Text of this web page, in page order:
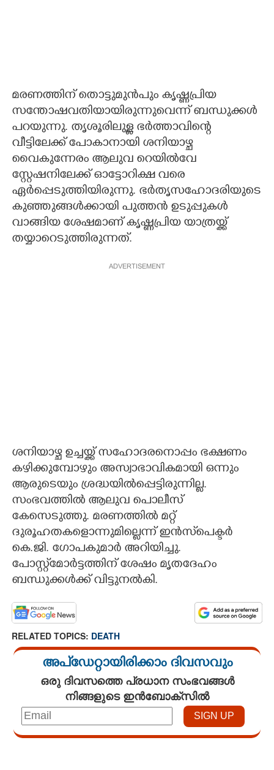
മരണത്തിന് തൊട്ടുമുന്‍പും കൃഷ്ണപ്രിയ
സന്തോഷവതിയായിരുന്നുവെന്ന് ബന്ധുക്കള്‍
പറയുന്നു. തൃശൂരിലുള്ള ഭര്‍ത്താവിന്റെ
വീട്ടിലേക്ക് പോകാനായി ശനിയാഴ്ച
വൈകുന്നേരം ആലുവ റെയില്‍വേ
സ്റ്റേഷനിലേക്ക് ഓട്ടോറിക്ഷ വരെ
ഏര്‍പ്പെടുത്തിയിരുന്നു. ഭര്‍തൃസഹോദരിയുടെ
കുഞ്ഞുങ്ങള്‍ക്കായി പുത്തന്‍ ഉടുപ്പുകള്‍
വാങ്ങിയ ശേഷമാണ് കൃഷ്ണപ്രിയ യാത്രയ്ക്ക്
തയ്യാറെടുത്തിരുന്നത്.
ADVERTISEMENT
ശനിയാഴ്ച ഉച്ചയ്ക്ക് സഹോദരനൊപ്പം ഭക്ഷണം
കഴിക്കുമ്പോഴും അസ്വാഭാവികമായി ഒന്നും
ആരുടെയും ശ്രദ്ധയില്‍പ്പെട്ടിരുന്നില്ല.
സംഭവത്തില്‍ ആലുവ പൊലീസ്
കേസെടുത്തു. മരണത്തില്‍ മറ്റ്
ദുരൂഹതകളൊന്നുമില്ലെന്ന് ഇന്‍സ്‌പെക്ടര്‍
കെ.ജി. ഗോപകുമാര്‍ അറിയിച്ചു.
പോസ്റ്റ്‌മോര്‍ട്ടത്തിന് ശേഷം മൃതദേഹം
ബന്ധുക്കള്‍ക്ക് വിട്ടുനല്‍കി.
RELATED TOPICS: DEATH
അപ്ഡേറ്റായിരിക്കാം ദിവസവും
ഒരു ദിവസത്തെ പ്രധാന സംഭവങ്ങൾ
നിങ്ങളുടെ ഇൻബോക്സിൽ